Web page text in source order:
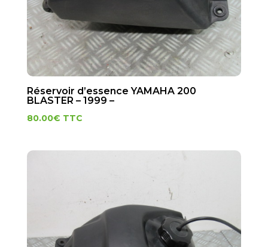
Réservoir d’essence YAMAHA 200
BLASTER – 1999 –
80.00€ TTC